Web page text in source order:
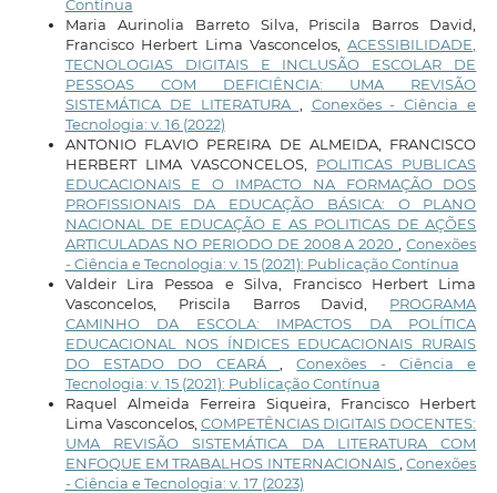
Contínua
Maria Aurinolia Barreto Silva, Priscila Barros David,
Francisco Herbert Lima Vasconcelos,ACESSIBILIDADE,
TECNOLOGIAS DIGITAIS E INCLUSÃO ESCOLAR DE
PESSOAS COM DEFICIÊNCIA: UMA REVISÃO
SISTEMÁTICA DE LITERATURA
Conexões - Ciência e
Tecnologia: v. 16 (2022)
ANTONIO FLAVIO PEREIRA DE ALMEIDA, FRANCISCO
HERBERT LIMA VASCONCELOS, POLITICAS PUBLICAS
EDUCACIONAIS E O IMPACTO NA FORMAÇÃO DOS
PROFISSIONAIS DA EDUCAÇÃO BÁSICA: O PLANO
NACIONAL DE EDUCAÇÃO E AS POLITICAS DE AÇÕES
ARTICULADAS NO PERIODO DE 2008 A 2020
,Conexões
- Ciência e Tecnologia: v. 15 (2021): Publicação Contínua
Valdeir Lira Pessoa e Silva, Francisco Herbert Lima
Vasconcelos, Priscila Barros David, PROGRAMA
CAMINHO DA ESCOLA: IMPACTOS DA POLÍTICA
EDUCACIONAL NOS ÍNDICES EDUCACIONAIS RURAIS
DO ESTADO DO CEARÁ
,Conexões - Ciência e
Tecnologia: v. 15 (2021): Publicação Contínua
Raquel Almeida Ferreira Siqueira, Francisco Herbert
Lima Vasconcelos, COMPETÊNCIAS DIGITAIS DOCENTES:
UMA REVISÃO SISTEMÁTICA DA LITERATURA COM
ENFOQUE EM TRABALHOS INTERNACIONAIS ,Conexões
- Ciência e Tecnologia: v. 17 (2023)